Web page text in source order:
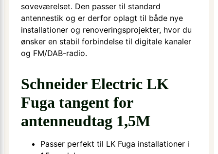
soveværelset. Den passer til standard
antennestik og er derfor oplagt til både nye
installationer og renoveringsprojekter, hvor du
ønsker en stabil forbindelse til digitale kanaler
og FM/DAB-radio.
Schneider Electric LK
Fuga tangent for
antenneudtag 1,5M
Passer perfekt til LK Fuga installationer i